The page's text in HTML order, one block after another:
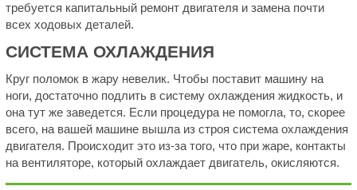
требуется капитальный ремонт двигателя и замена почти
всех ходовых деталей.
СИСТЕМА ОХЛАЖДЕНИЯ
Круг поломок в жару невелик. Чтобы поставит машину на
ноги, достаточно подлить в систему охлаждения жидкость, и
она тут же заведется. Если процедура не помогла, то, скорее
всего, на вашей машине вышла из строя система охлаждения
двигателя. Происходит это из-за того, что при жаре, контакты
на вентиляторе, который охлаждает двигатель, окисляются.